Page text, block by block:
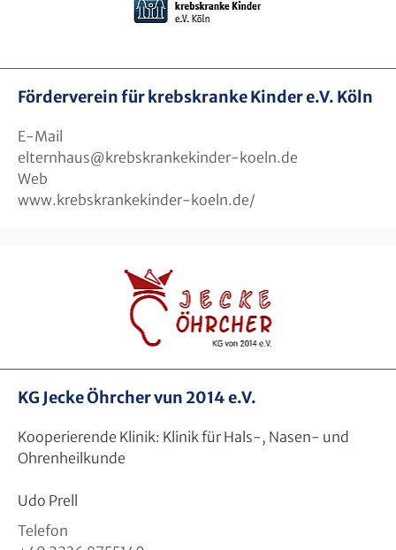
Förderverein für krebskranke Kinder e.V. Köln
E-Mail
elternhaus@ krebskrankekinder-koeln.de
Web
www.krebskrankekinder-koeln.de/
KG Jecke Öhrcher vun 2014 e.V.
Kooperierende Klinik: Klinik für Hals-, Nasen- und
Ohrenheilkunde
Udo Prell
Telefon